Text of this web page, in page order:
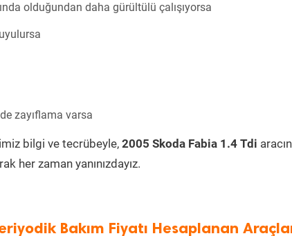
olduğundan daha gürültülü çalışıyorsa
zayıflama varsa
bilgi ve tecrübeyle, 2005 Skoda Fabia 1.4 Tdi
her zaman yanınızdayız.
Bakım Fiyatı Hesaplanan